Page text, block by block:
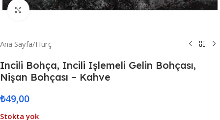
Resmi Büyüt
Ana Sayfa/Hurç
Incili Bohça, Incili Işlemeli Gelin Bohçası,
Nişan Bohçası – Kahve
₺49,00
Stokta yok